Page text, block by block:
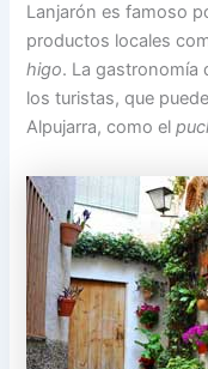
Lanjarón es famoso
productos locales
higo. La gastronomía
los turistas, que
Alpujarra, como el